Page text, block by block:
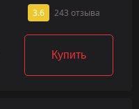
3.6 243 отзыва
Купить